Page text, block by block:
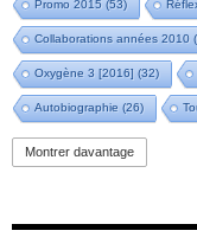
Promo 2015 (53)
Collaborations années 2010
Oxygène 3 [2016] (32)
Autobiographie (26)
Promo 2019(23)
Montrer davantage